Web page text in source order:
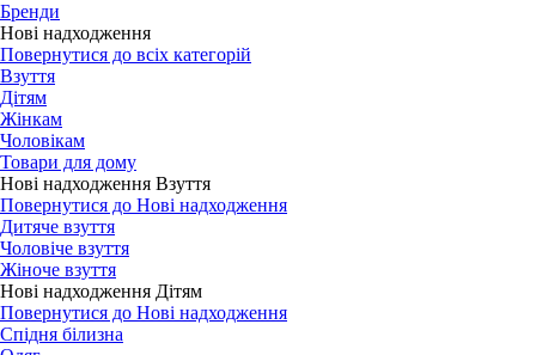
Бренди
Нові надходження
Повернутися до всіх категорій
Взуття
Дітям
Жінкам
Чоловікам
Товари для дому
Нові надходження Взуття
Повернутися до Нові надходження
Дитяче взуття
Чоловіче взуття
Жіноче взуття
Нові надходження Дітям
Повернутися до Нові надходження
Спідня білизна